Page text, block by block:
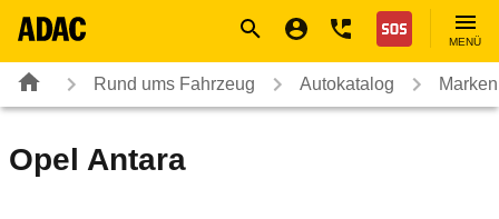
Nothilfe
MENÜ
Rund ums Fahrzeug Autokatalog
Opel Antara